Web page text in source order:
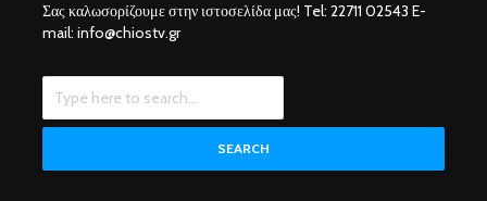
Σας καλωσορίζουμε στην ιστοσελίδα μας! Tel: 22711 02543 E-
mail: info@chiostv.gr
SEARCH